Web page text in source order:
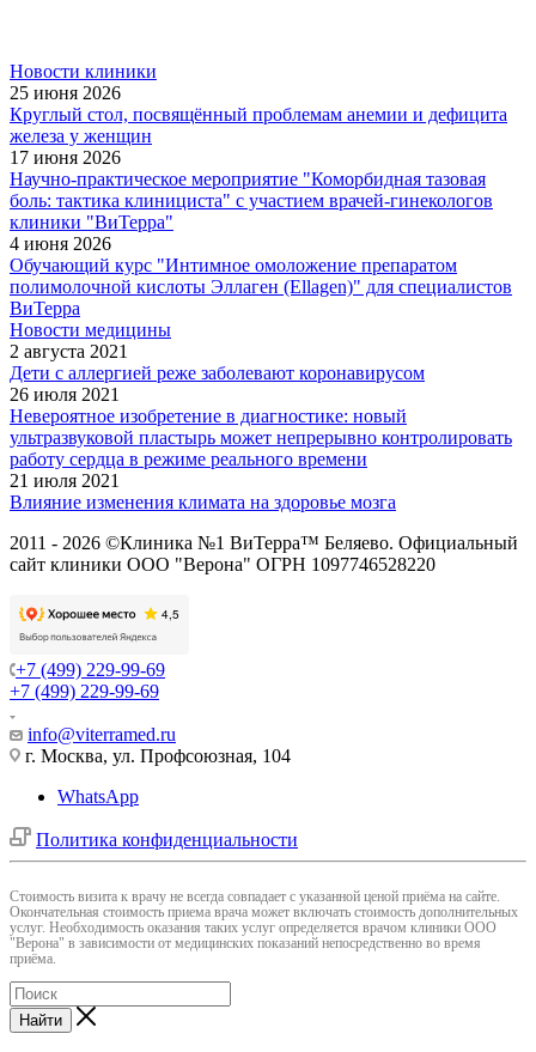
Новости клиники
25 июня 2026
Круглый стол, посвящённый проблемам анемии и дефицита
железа у женщин
17 июня 2026
Научно-практическое мероприятие "Коморбидная тазовая
боль: тактика клинициста" с участием врачей-гинекологов
клиники "ВиТерра"
4 июня 2026
Обучающий курс "Интимное омоложение препаратом
полимолочной кислоты Эллаген (Ellagen)" для специалистов
ВиТерра
Новости медицины
2 августа 2021
Дети с аллергией реже заболевают коронавирусом
26 июля 2021
Невероятное изобретение в диагностике: новый
ультразвуковой пластырь может непрерывно контролировать
работу сердца в режиме реального времени
21 июля 2021
Влияние изменения климата на здоровье мозга
2011 - 2026 ©Клиника №1 ВиТерра™ Беляево. Официальный
сайт клиники ООО "Верона" ОГРН 1097746528220
+7 (499) 229-99-69
+7 (499) 229-99-69
info@viterramed.ru
г. Москва, ул. Профсоюзная, 104
WhatsApp
Политика конфиденциальности
Cтоимость визита к врачу не всегда совпадает с указанной ценой приёма на сайте.
Окончательная стоимость приема врача может включать стоимость дополнительных
услуг. Необходимость оказания таких услуг определяется врачом клиники ООО
"Верона" в зависимости от медицинских показаний непосредственно во время
приёма.
Найти